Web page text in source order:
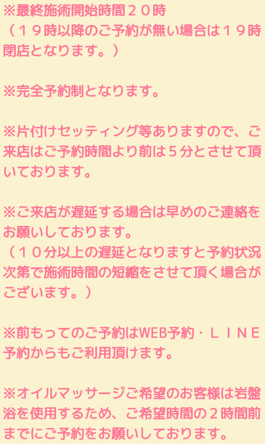
※最終施術開始時間２０時
（１９時以降のご予約が無い場合は１９時
閉店となります。）
※完全予約制となります。
※片付けセッティング等ありますので、ご
来店はご予約時間より前は５分とさせて頂
いております。
※ご来店が遅延する場合は早めのご連絡を
お願いしております。
（１０分以上の遅延となりますと予約状況
次第で施術時間の短縮をさせて頂く場合が
ございます。）
※前もってのご予約はWEB予約・ＬＩＮＥ
予約からもご利用頂けます。
※オイルマッサージご希望のお客様は岩盤
浴を使用するため、ご希望時間の２時間前
までにご予約をお願いしております。